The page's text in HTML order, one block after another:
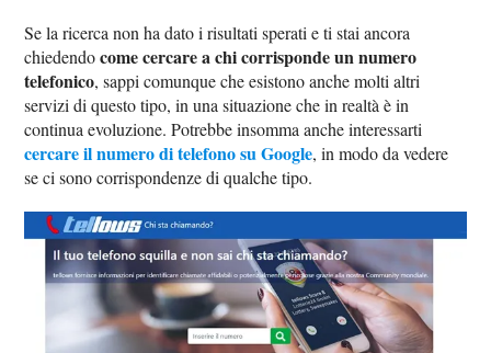
Se la ricerca non ha dato i risultati sperati e ti stai ancora
chiedendocome cercare a chi corrisponde un numero
telefonico, sappi comunque che esistono anche molti altri
servizi di questo tipo, in una situazione che in realtà è in
continua evoluzione. Potrebbe insomma anche interessarti
cercare il numero di telefono su Google, in modo da vedere
se ci sono corrispondenze di qualche tipo.